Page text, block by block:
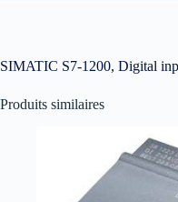
SIMATIC S7-1200, Digital
Produits similaires